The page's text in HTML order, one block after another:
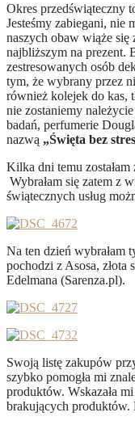
Okres przedświąteczny
Jesteśmy zabiegani, nie
naszych obaw wiąże
najbliższym na prezent.
zestresowanych osób
tym, że wybrany przez
również kolejek do kas,
nie zostaniemy
badań, perfumerie
nazwą „Święta bez
Kilka dni temu zostałam
Wybrałam się zatem z
świątecznych usług
Na ten dzień wybrałam
pochodzi z Asosa,
Edelmana (Sarenza.pl).
Swoją listę zakupów
szybko pomogła mi
produktów. Wskazała
brakujących produktów.